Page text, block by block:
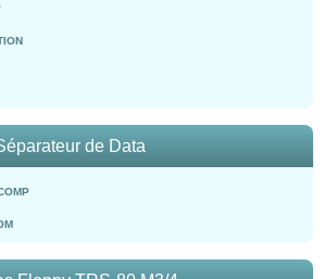
de Data